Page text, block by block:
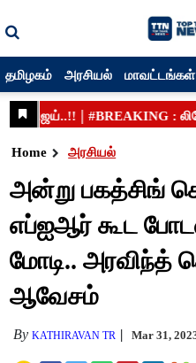
தமிழகம் அரசியல் மாவட்டங்கள்
Home அரசியல்
அன்று பகத்சிங்
எப்ஐஆர் கூட
மோடி.. அரவிந்த்
ஆவேசம்
ByKATHIRAVAN TR Mar 31,